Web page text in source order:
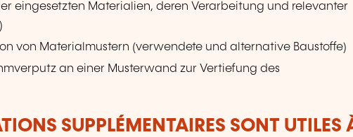
eingesetzten Materialien, deren Verarbeitung und relevanter
von Materialmustern (verwendete und alternative Baustoffe)
an einer Musterwand zur Vertiefung des
SUPPLÉMENTAIRES SONT UTILES